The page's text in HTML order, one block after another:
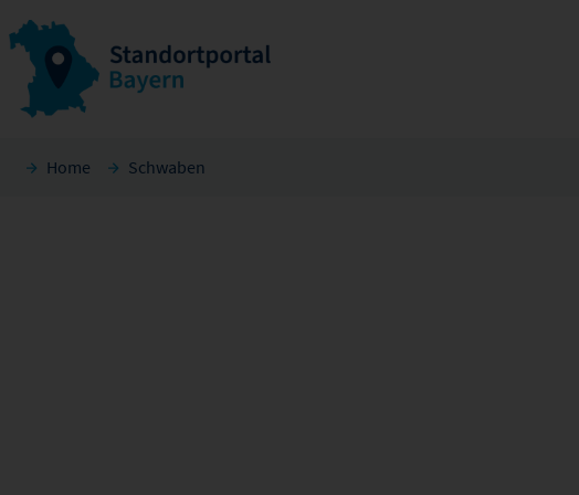
Home Schwaben